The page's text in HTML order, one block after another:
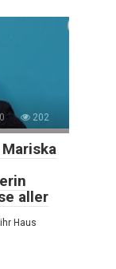
0 202
aller
Haus